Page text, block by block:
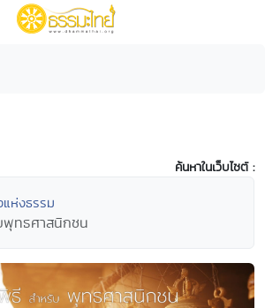
ค้นหาในเว็บไซต์ :
ห่งธรรม
พุทธศาสนิกชน